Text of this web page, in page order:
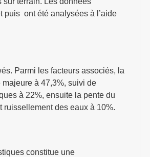
puis ont été analysées à l’aide
Parmi les facteurs associés, la
à 47,3%, suivi de
à 22%, ensuite la pente du
des eaux à 10%.
constitue une